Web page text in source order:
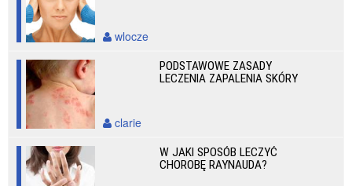
wlocze
PODSTAWOWE ZASADY
LECZENIA ZAPALENIA SKÓRY
clarie
W JAKI SPOSÓB LECZYĆ
CHOROBĘ RAYNAUDA?